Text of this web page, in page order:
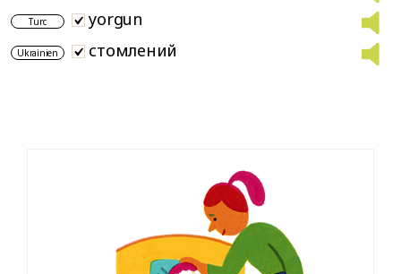
Turc yorgun
Ukrainien стомлений